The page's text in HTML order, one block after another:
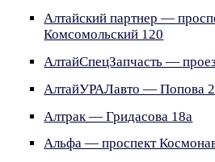
Алтайский партнер —
Комсомольский 120
АлтайСпецЗапчасть —
АлтайУРАЛавто — Попова
Алтрак — Гридасова 18а
Альфа — проспект